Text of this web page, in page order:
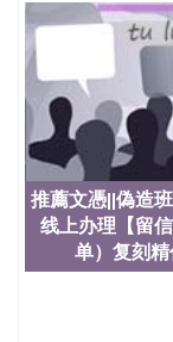
外硕士文凭办
吗QQ微信
551190476国
551190476国
国外文凭可找
证QQ微信
551190476国
文凭要交定金
QQ微信
551190476学
国外资格证书
证QQ微信
551190476 圣
University, 又
年，简称
推薦文憑||偽造
线上办理【留
单）复刻